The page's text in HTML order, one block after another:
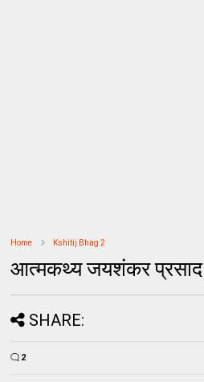
Home Kshitij Bhag 2
आत्‍मकथ्‍य जयशंकर प्रसाद
SHARE:
2